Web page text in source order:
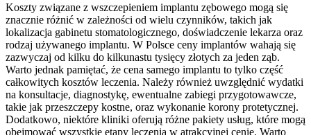
Koszty związane z wszczepieniem implantu zębowego mogą się
znacznie różnić w zależności od wielu czynników, takich jak
lokalizacja gabinetu stomatologicznego, doświadczenie lekarza oraz
rodzaj używanego implantu. W Polsce ceny implantów wahają się
zazwyczaj od kilku do kilkunastu tysięcy złotych za jeden ząb.
Warto jednak pamiętać, że cena samego implantu to tylko część
całkowitych kosztów leczenia. Należy również uwzględnić wydatki
na konsultacje, diagnostykę, ewentualne zabiegi przygotowawcze,
takie jak przeszczepy kostne, oraz wykonanie korony protetycznej.
Dodatkowo, niektóre kliniki oferują różne pakiety usług, które mogą
obejmować wszystkie etapy leczenia w atrakcyjnej cenie. Warto